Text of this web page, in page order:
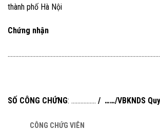
thành phố Hà Nội
Chứng nhận
SỐ CÔNG CHỨNG: ……………. / ……/VBKNDS
CÔNG CHỨG VIÊN